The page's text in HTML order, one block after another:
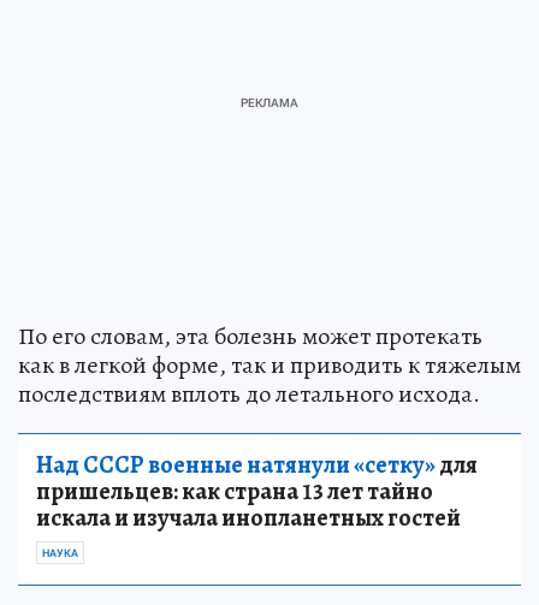
По его словам, эта болезнь может протекать
как в легкой форме, так и приводить к тяжелым
последствиям вплоть до летального исхода.
Над СССР военные натянули «сетку»для
пришельцев: как страна 13 лет тайно
искала и изучала инопланетных гостей
НАУКА